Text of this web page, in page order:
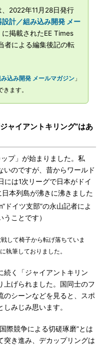
2022年11月28日発行
設計／組み込み開発 メー
に掲載されたEE Times
者による編集後記の転
込み開発 メールマガジン 」
ます。
ャイアントキリング”はあ
プ」が始まりました。私
いのですが、昔からワールド
には1次リーグで日本がドイ
本列島が沸きに沸きました
ドイツ支部”の永山記者によ
ことです）
して椅子から転げ落ちていま
執筆しておりました。
く「ジャイアントキリン
上げられました。国同士のフ
のシーンなどを見ると、スポ
みじみ思います。
際競争による切磋琢磨”とは
突き進み、デカップリングは